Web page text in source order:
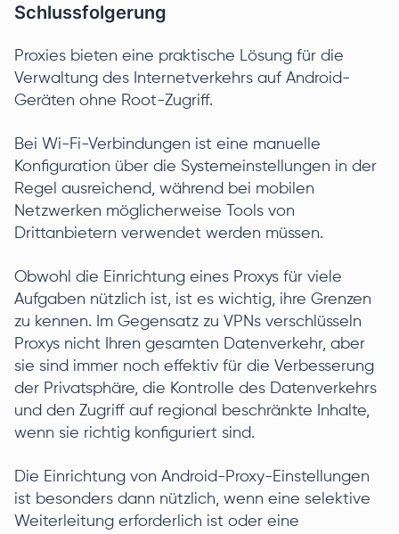
Schlussfolgerung
Proxies bieten eine praktische Lösung für die
Verwaltung des Internetverkehrs auf Android-
Geräten ohne Root-Zugriff.
Bei Wi-Fi-Verbindungen ist eine manuelle
Konfiguration über die Systemeinstellungen in der
Regel ausreichend, während bei mobilen
Netzwerken möglicherweise Tools von
Drittanbietern verwendet werden müssen.
Obwohl die Einrichtung eines Proxys für viele
Aufgaben nützlich ist, ist es wichtig, ihre Grenzen
zu kennen. Im Gegensatz zu VPNs verschlüsseln
Proxys nicht Ihren gesamten Datenverkehr, aber
sie sind immer noch effektiv für die Verbesserung
der Privatsphäre, die Kontrolle des Datenverkehrs
und den Zugriff auf regional beschränkte Inhalte,
wenn sie richtig konfiguriert sind.
Die Einrichtung von Android-Proxy-Einstellungen
ist besonders dann nützlich, wenn eine selektive
Weiterleitung erforderlich ist oder eine